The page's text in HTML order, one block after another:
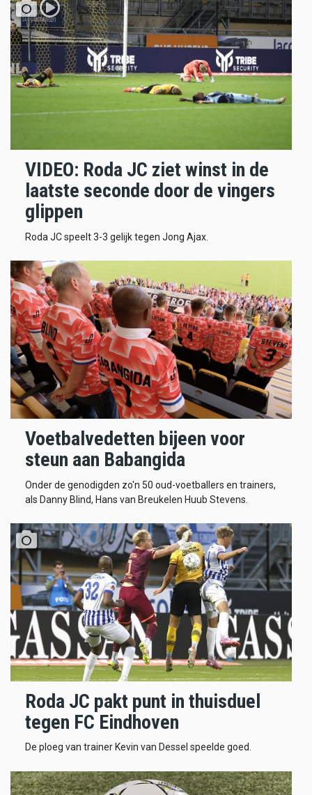
VIDEO: Roda JC ziet winst in de
laatste seconde door de vingers
glippen
Roda JC speelt 3-3 gelijk tegen Jong Ajax.
Voetbalvedetten bijeen voor
steun aan Babangida
Onder de genodigden zo'n 50 oud-voetballers en trainers,
als Danny Blind, Hans van Breukelen Huub Stevens.
Roda JC pakt punt in thuisduel
tegen FC Eindhoven
De ploeg van trainer Kevin van Dessel speelde goed.